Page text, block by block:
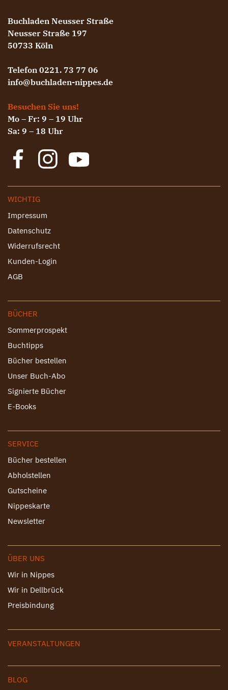
Buchladen Neusser Straße
Neusser Straße 197
50733 Köln
Telefon 0221. 73 77 06
info@buchladen-nippes.de
Besuchen Sie uns!
Mo – Fr: 9 – 19 Uhr
Sa: 9 – 18 Uhr
WICHTIG
Impressum
Datenschutz
Widerrufsrecht
Kunden-Login
AGB
BÜCHER
Sommerprospekt
Buchtipps
Bücher bestellen
Unser Buch-Abo
Signierte Bücher
E-Books
SERVICE
Bücher bestellen
Abholstellen
Gutscheine
Nippeskarte
Newsletter
ÜBER UNS
Wir in Nippes
Wir in Dellbrück
Preisbindung
VERANSTALTUNGEN
BLOG